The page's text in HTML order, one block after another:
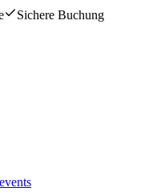
Sichere Buchung